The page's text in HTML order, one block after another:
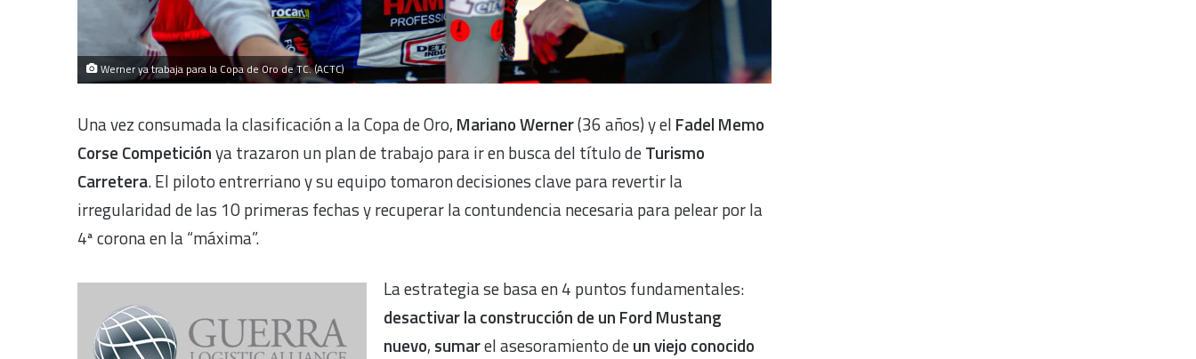
Werner ya trabaja para la Copa de Oro de TC. (ACTC)
Una vez consumada la clasificación a la Copa de Oro, Mariano Werner(36 años) y el Fadel Memo
Corse Competiciónya trazaron un plan de trabajo para ir en busca del título deTurismo
Carretera. El piloto entrerriano y su equipo tomaron decisiones clave para revertir la
irregularidad de las 10 primeras fechas y recuperar la contundencia necesaria para pelear por la
4ª corona en la “máxima”.
La estrategia se basa en 4 puntos fundamentales:
desactivar la construcción de un Ford Mustang
nuevo, sumarel asesoramiento deun viejo conocido